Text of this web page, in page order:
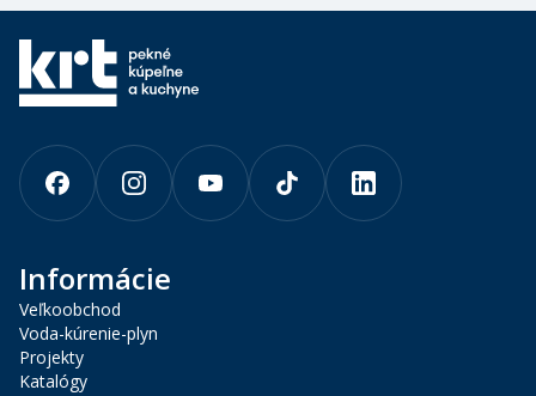
Informácie
Veľkoobchod
Voda-kúrenie-plyn
Projekty
Katalógy